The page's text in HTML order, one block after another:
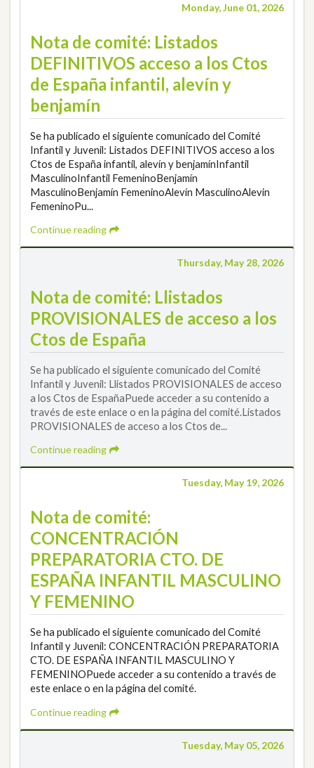
Monday, June 01, 2026
Nota de comité: Listados
DEFINITIVOS acceso a los Ctos
de España infantil, alevín y
benjamín
Se ha publicado el siguiente comunicado del Comité
Infantil y Juvenil: Listados DEFINITIVOS acceso a los
Ctos de España infantil, alevín y benjamínInfantil
MasculinoInfantil FemeninoBenjamín
MasculinoBenjamín FemeninoAlevín MasculinoAlevin
FemeninoPu...
Continue reading
Thursday, May 28, 2026
Nota de comité: Llistados
PROVISIONALES de acceso a los
Ctos de España
Se ha publicado el siguiente comunicado del Comité
Infantil y Juvenil: Llistados PROVISIONALES de acceso
a los Ctos de EspañaPuede acceder a su contenido a
través de este enlace o en la página del comité.Listados
PROVISIONALES de acceso a los Ctos de...
Continue reading
Tuesday, May 19, 2026
Nota de comité:
CONCENTRACIÓN
PREPARATORIA CTO. DE
ESPAÑA INFANTIL MASCULINO
Y FEMENINO
Se ha publicado el siguiente comunicado del Comité
Infantil y Juvenil: CONCENTRACIÓN PREPARATORIA
CTO. DE ESPAÑA INFANTIL MASCULINO Y
FEMENINOPuede acceder a su contenido a través de
este enlace o en la página del comité.
Continue reading
Tuesday, May 05, 2026